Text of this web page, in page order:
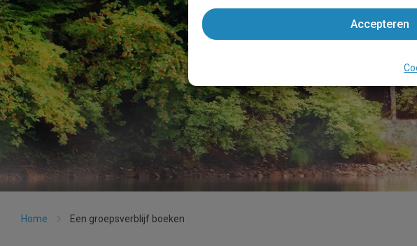
Home Een groepsverblijf boeken
Accepteren